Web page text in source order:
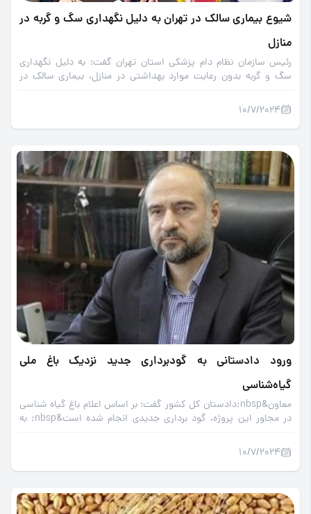
شیوع بیماری سالک در تهران به دلیل نگهداری سگ و گربه در
منازل
رئیس سازمان نظام دام پزشکی استان تهران گفت: به دلیل نگهداری
سگ و گربه بدون رعایت موارد بهداشتی در منازل، بیماری سالک در
10/7/2024
ورود دادستانی به گودبرداری جدید نزدیک باغ ملی
گیاه‌شناسی
معاون&nbsp;دادستان کل کشور گفت: بر اساس اعلام باغ گیاه شناسی
در مجاور این پروژه، گود برداری جدیدی انجام شده است&nbsp; به
آن نیز در حریم باغ گیاه شناسی باشد طبیعتاً آن نیز متوقف می‌شود.
10/7/2024